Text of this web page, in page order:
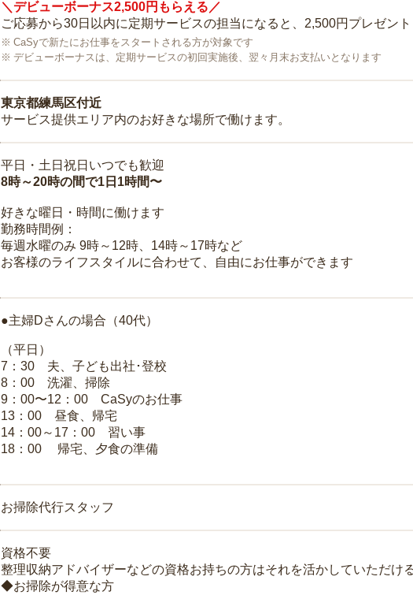
＼デビューボーナス2,500円もらえる／
ご応募から30日以内に定期サービスの担当になると、2,500円プレゼント
CaSyで新たにお仕事をスタートされる方が対象です
デビューボーナスは、定期サービスの初回実施後、翌々月末お支払いとなります
東京都練馬区付近
サービス提供エリア内のお好きな場所で働けます。
平日・土日祝日いつでも歓迎
8時～20時の間で1日1時間〜
好きな曜日・時間に働けます
勤務時間例：
毎週水曜のみ 9時～12時、14時～17時など
お客様のライフスタイルに合わせて、自由にお仕事ができます
●主婦Dさんの場合（40代）
（平日）
7：30 夫、子ども出社･登校
8：00 洗濯、掃除
9：00〜12：00 CaSyのお仕事
13：00 昼食、帰宅
14：00～17：00 習い事
18：00 帰宅、夕食の準備
お掃除代行スタッフ
資格不要
整理収納アドバイザーなどの資格お持ちの方はそれを活かしていただけ
◆お掃除が得意な方